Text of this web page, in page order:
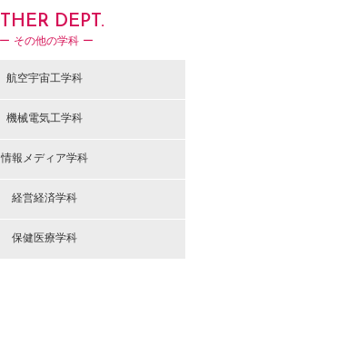
DEPT.
ー その他の学科 ー
航空宇宙工学科
機械電気工学科
情報メディア学科
経営経済学科
保健医療学科